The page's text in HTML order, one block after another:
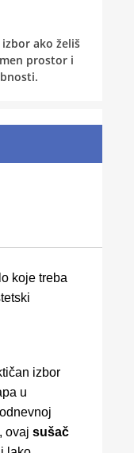
izbor ako želiš
prostor i
koje treba
izbor
u
, ovaj sušač